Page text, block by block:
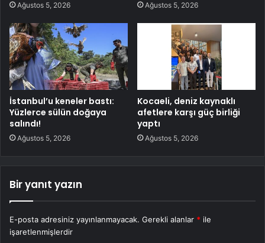
Ağustos 5, 2026 Ağustos 5, 2026
İstanbul’u keneler bastı:
Yüzlerce sülün doğaya
salındı!
Ağustos 5, 2026
Kocaeli, deniz kaynaklı
afetlere karşı güç birliği
yaptı
Ağustos 5, 2026
Bir yanıt yazın
E-posta adresiniz yayınlanmayacak. Gerekli alanlar * ile
işaretlenmişlerdir